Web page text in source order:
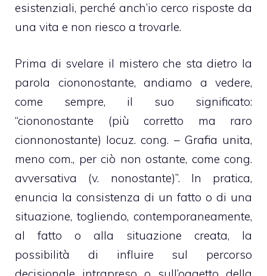
esistenziali, perché anch’io cerco risposte da
una vita e non riesco a trovarle.
Prima di svelare il mistero che sta dietro la
parola ciononostante, andiamo a vedere,
come sempre, il suo significato:
“ciononostante (più corretto ma raro
cionnonostante) locuz. cong. – Grafia unita,
meno com., per ciò non ostante, come cong.
avversativa (v. nonostante)”. In pratica,
enuncia la consistenza di un fatto o di una
situazione, togliendo, contemporaneamente,
al fatto o alla situazione creata, la
possibilità di influire sul percorso